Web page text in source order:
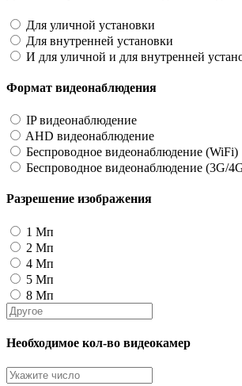
Для уличной установки
Для внутренней установки
И для уличной и для внутренней
Формат видеонаблюдения
IP видеонаблюдение
AHD видеонаблюдение
Беспроводное видеонаблюдение (WiFi)
Беспроводное видеонаблюдение (3G/
Разрешение изображения
1 Мп
2 Мп
4 Мп
5 Мп
8 Мп
Необходимое кол-во видеокамер